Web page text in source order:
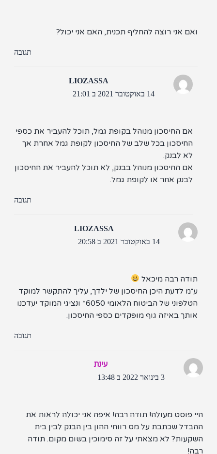
אני רוצה להחליף תכנית, האם אני יכול?
LIOZASSA
14 באוקטובר 2021 ב 21:01
אם החיסכון מנוהל בקופת גמל, תוכל להעביר את כספי
החיסכון בכל שלב של החיסכון לקופת גמל אחרת אך
לא לבנק.
אם החיסכון מנוהל בבנק, לא תוכל להעביר את החיסכון
לבנק אחר או לקופת גמל.
LIOZASSA
14 באוקטובר 2021 ב 20:58
רבה מיכאל
לדעת היכן החיסכון של ילדך, עליך להתקשר למוקד
הטלפוני של הביטוח הלאומי 6050* ונציגי המוקד יעדכנו
באיזה גוף מופקדים כספי החיסכון.
3 בינואר 2022 ב 13:48
פוסט מעולה! תודה רבה! איפה אני יכולה לראות את
שכתבת על מס רווחי ההון בין הבנק לבין בית
לא מצאתי על זה סימוכין בשום מקום. תודה